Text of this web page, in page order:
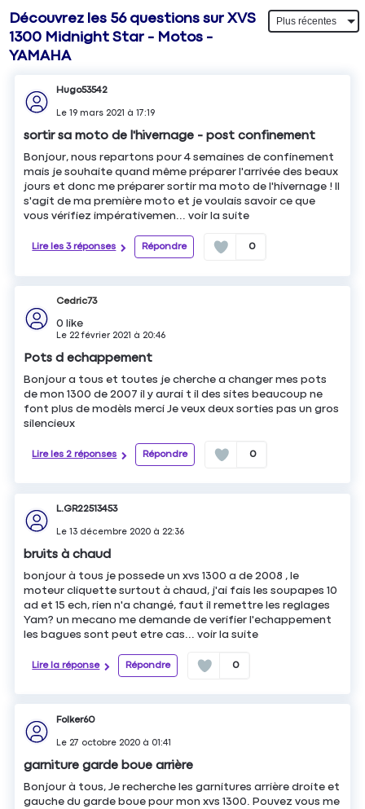
Découvrez les 56 questions sur XVS
1300 Midnight Star - Motos -
YAMAHA
Hugo53542
Le19 mars 2021 à17:19
sortir sa moto de l'hivernage - post confinement
Bonjour, nous repartons pour 4 semaines de confinement
mais je souhaite quand même préparer l'arrivée des beaux
jours et donc me préparer sortir ma moto de l'hivernage ! Il
s'agit de ma première moto et je voulais savoir ce que
vous vérifiez impérativemen...voir la suite
Lire les 3 réponses Répondre 0
Cedric73
0 like
Le 22 février 2021 à 20:46
Pots d echappement
Bonjour a tous et toutes je cherche a changer mes pots
de mon 1300 de 2007 il y aurai t il des sites beaucoup ne
font plus de modèls merci Je veux deux sorties pas un gros
silencieux
Lire les 2 réponses Répondre 0
L.GR22513453
Le13 décembre 2020 à 22:36
bruits à chaud
bonjour à tous je possede un xvs 1300 a de 2008 , le
moteur cliquette surtout à chaud, j'ai fais les soupapes 10
ad et 15 ech, rien n'a changé, faut il remettre les reglages
Yam? un mecano me demande de verifier l'echappement
les bagues sont peut etre cas...voir la suite
Lire la réponse Répondre 0
Folker60
Le 27 octobre 2020 à 01:41
garniture garde boue arrière
Bonjour à tous, Je recherche les garnitures arrière droite et
gauche du garde boue pour mon xvs 1300. Pouvez vous me